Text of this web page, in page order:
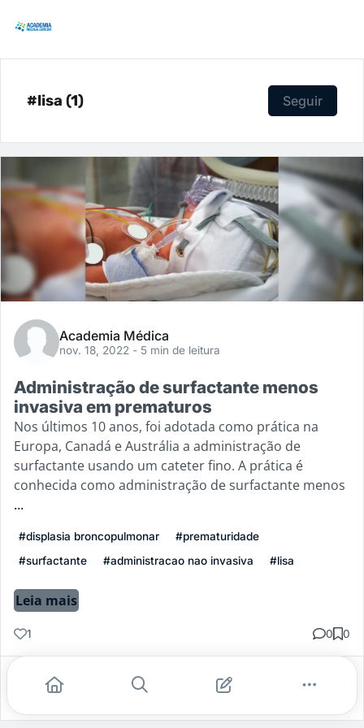
#lisa (1) Seguir
Academia Médica
nov. 18, 2022 - 5 min de leitura
Administração de surfactante menos
invasiva em prematuros
Nos últimos 10 anos, foi adotada como prática na
Europa, Canadá e Austrália a administração de
surfactante usando um cateter fino. A prática é
conhecida como administração de surfactante menos
...
#displasia broncopulmonar
#prematuridade
#surfactante
#administracao nao invasiva #lisa
Leia mais
1 0 0
Gostei Comentar Salvar